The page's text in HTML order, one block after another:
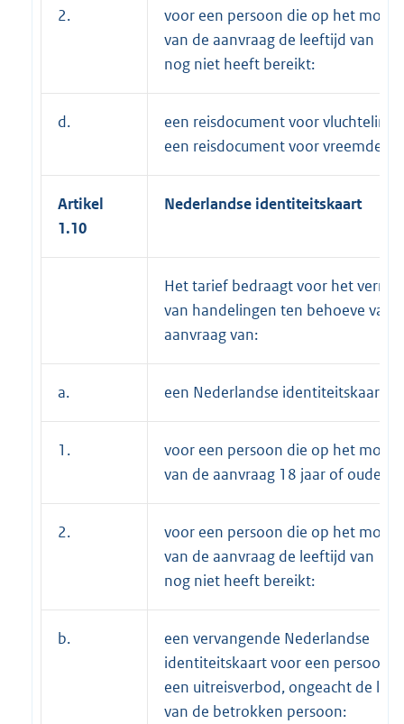
2.
voor een persoon die op het
van de aanvraag de leeftijd van 18
nog niet heeft bereikt:
d.
een reisdocument voor
een reisdocument voor
Artikel
1.10
Nederlandse identiteitskaart
Het tarief bedraagt voor het
van handelingen ten behoeve van
aanvraag van:
a. een Nederlandse identiteitskaart:
1.
voor een persoon die op het
van de aanvraag 18 jaar of ouder is:
2.
voor een persoon die op het
van de aanvraag de leeftijd van 18
nog niet heeft bereikt:
b.
een vervangende Nederlandse
identiteitskaart voor een persoon
een uitreisverbod, ongeacht de
van de betrokken persoon: